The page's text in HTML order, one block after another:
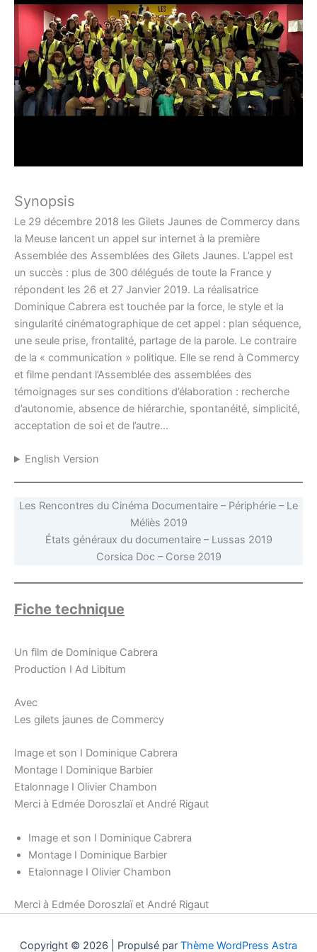
Synopsis
Le 29 décembre 2018 les Gilets Jaunes de Commercy dans
la Meuse lancent un appel sur internet à la première
Assemblée des Assemblées des Gilets Jaunes. L’appel est
un succès : plus de 300 délégués de toute la France y
répondent les 26 et 27 Janvier 2019. La réalisatrice
Dominique Cabrera est touchée par la force, le style et la
singularité cinématographique de cet appel : plan séquence,
une seule prise, frontalité, partage de la parole. Le contraire
de la « communication » politique. Elle se rend à Commercy
et filme pendant l’Assemblée des assemblées des
témoignages sur ses conditions d’élaboration : recherche
d’autonomie, absence de hiérarchie, spontanéité, simplicité,
acceptation de soi et de l’autre…
English Version
Les Rencontres du Cinéma Documentaire – Périphérie – Le
Méliès 2019
États généraux du documentaire – Lussas 2019
Corsica Doc – Corse 2019
Fiche technique
Un film de Dominique Cabrera
Production I Ad Libitum
Avec
Les gilets jaunes de Commercy
Image et son I Dominique Cabrera
Montage I Dominique Barbier
Etalonnage I Olivier Chambon
Merci à Edmée Doroszlaï et André Rigaut
Image et son I Dominique Cabrera
Montage I Dominique Barbier
Etalonnage I Olivier Chambon
Merci à Edmée Doroszlaï et André Rigaut
Copyright © 2026 | Propulsé par Thème WordPress Astra